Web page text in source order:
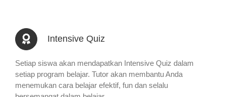
Intensive Quiz
Setiap siswa akan mendapatkan Intensive Quiz dalam
setiap program belajar. Tutor akan membantu Anda
menemukan cara belajar efektif, fun dan selalu